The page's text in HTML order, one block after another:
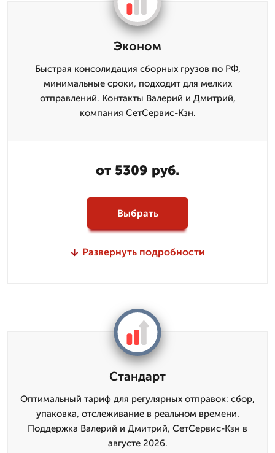
Эконом
Быстрая консолидация сборных грузов по РФ,
минимальные сроки, подходит для мелких
отправлений. Контакты Валерий и Дмитpий,
компания СетСервис-Кзн.
от 5309 руб.
Выбрать
Развернуть подробности
Стандарт
Оптимальный тариф для регулярных отправок: сбор,
упаковка, отслеживание в реальном времени.
Поддержка Валерий и Дмитpий, СетСервис-Кзн в
августе 2026.